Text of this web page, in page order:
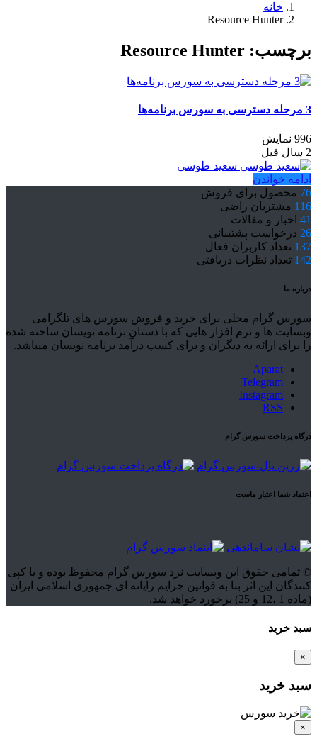
خانه
Resource Hunter
برچسب: Resource Hunter
3 مرحله دسترسی به سورس برنامه‌ها
996 نمایش
2 سال قبل
سعید طوسی
ادامه خواندن
76 محصول برای فروش
116 مشتریان راضی
41 اخبار و مقالات
26 درخواست پشتیبانی
137 تعداد کاربران فعال
142 تعداد نظرات دریافتی
درباره ما
سورس گرام محلی برای خرید و فروش سورس های تلگرامی
وبسایت ها و نرم افزار هایی که با دستان برنامه نویسان ساخته شده
را برای ارائه به دیگران و برای کسب درآمد برنامه نویسان میباشد.
Aparat
Telegram
Instagram
RSS
درگاه پرداخت سورس گرام
اعتماد شما اعتبار ماست
© تمامی حقوق این وبسایت نزد سورس گرام محفوظ بوده و با کپی
کنندگان این اثر بنا به قوانین جرایم رایانه ای جمهوری اسلامی ایران
(ماده 1 ،12 و 25) برخورد خواهد شد.
سبد خرید
×
سبد خرید
×